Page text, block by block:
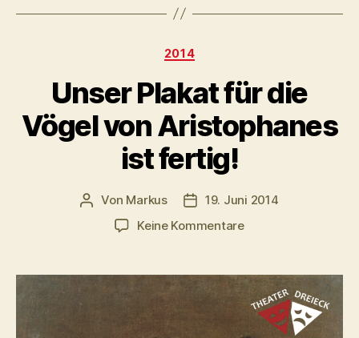
Kategorien
2014
Unser Plakat für die
Vögel von Aristophanes
ist fertig!
Beitragsautor
Von Markus Veröffentlichungsdatum
19. Juni 2014
Keine Kommentarezu
für
die
Vögel
von